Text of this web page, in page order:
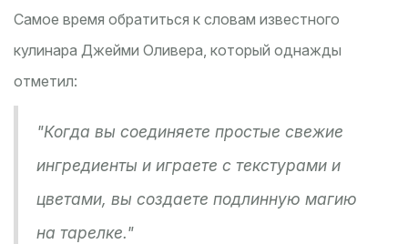
Самое время обратиться к словам известного
кулинара Джейми Оливера, который однажды
отметил:
"Когда вы соединяете простые свежие
ингредиенты и играете с текстурами и
цветами, вы создаете подлинную магию
на тарелке."